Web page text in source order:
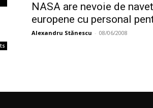
NASA are nevoie de
europene cu personal
Alexandru Stănescu - 08/06/2008